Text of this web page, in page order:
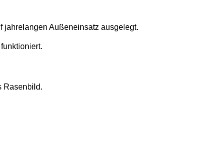
jahrelangen Außeneinsatz ausgelegt.
Rasenbild.